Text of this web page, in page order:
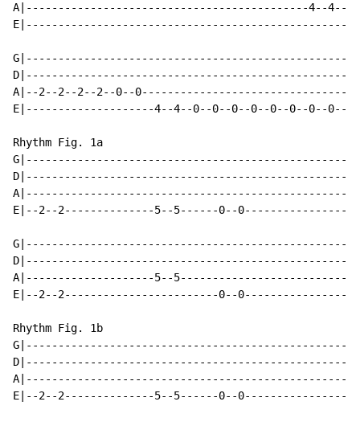
A|--------------------------------------------4--4--|
E|--------------------------------------------------|
G|--------------------------------------------------|
D|--------------------------------------------------|
A|--2--2--2--2--0--0--------------------------------|
E|--------------------4--4--0--0--0--0--0--0--0--0--|
Rhythm Fig. 1a
G|--------------------------------------------------|
D|--------------------------------------------------|
A|--------------------------------------------------|
E|--2--2--------------5--5------0--0----------------|
G|--------------------------------------------------|
D|--------------------------------------------------|
A|--------------------5--5--------------------------|
E|--2--2------------------------0--0----------------|
Rhythm Fig. 1b
G|--------------------------------------------------|
D|--------------------------------------------------|
A|--------------------------------------------------|
E|--2--2--------------5--5------0--0----------------|